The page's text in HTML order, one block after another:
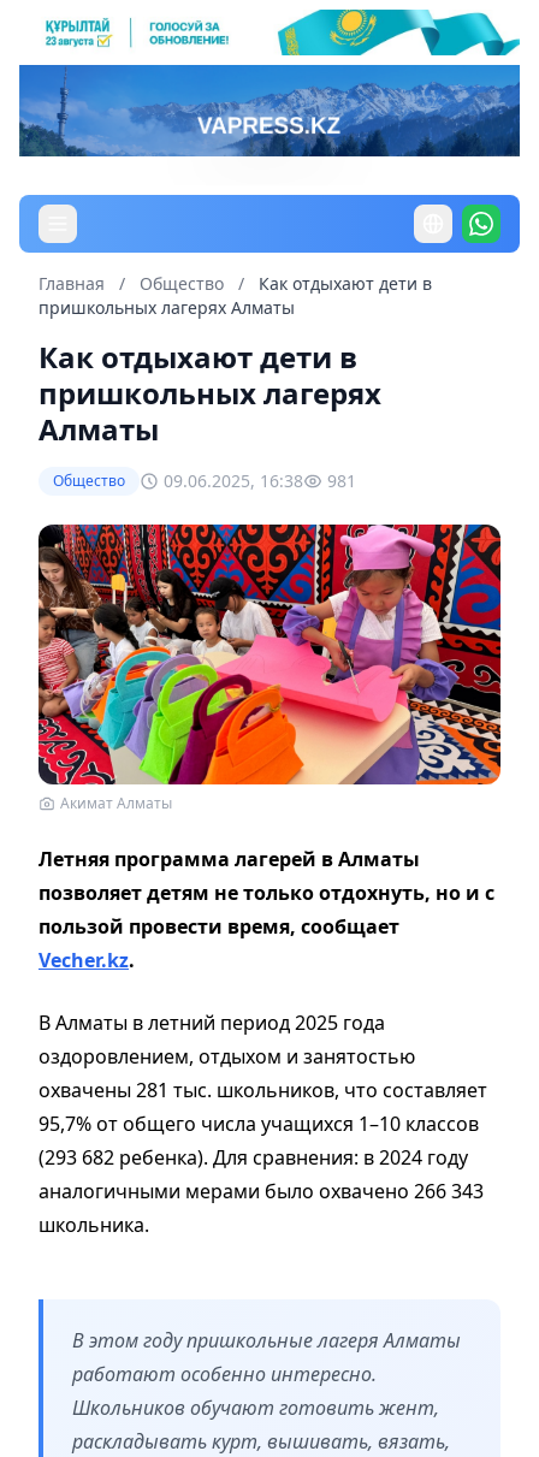
Главная / Общество /
Как отдыхают дети в
пришкольных лагерях Алматы
Как отдыхают дети в
пришкольных лагерях
Алматы
Общество 09.06.2025, 16:38 981
Акимат Алматы
Летняя программа лагерей в Алматы
позволяет детям не только отдохнуть, но и с
пользой провести время, сообщает
Vecher.kz.
В Алматы в летний период 2025 года
оздоровлением, отдыхом и занятостью
охвачены 281 тыс. школьников, что составляет
95,7% от общего числа учащихся 1–10 классов
(293 682 ребенка). Для сравнения: в 2024 году
аналогичными мерами было охвачено 266 343
школьника.
В этом году пришкольные лагеря Алматы
работают особенно интересно.
Школьников обучают готовить жент,
раскладывать курт, вышивать, вязать,